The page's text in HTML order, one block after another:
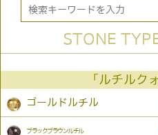
STONE
「ルチルク
ゴールドルチル
ブラックブラウンルチル